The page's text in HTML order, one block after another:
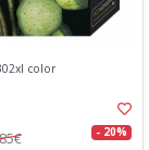
color
- 20%